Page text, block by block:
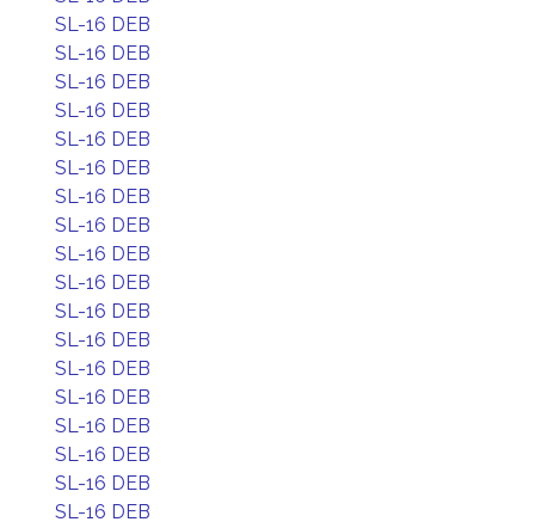
SL-16 DEB
SL-16 DEB
SL-16 DEB
SL-16 DEB
SL-16 DEB
SL-16 DEB
SL-16 DEB
SL-16 DEB
SL-16 DEB
SL-16 DEB
SL-16 DEB
SL-16 DEB
SL-16 DEB
SL-16 DEB
SL-16 DEB
SL-16 DEB
SL-16 DEB
SL-16 DEB